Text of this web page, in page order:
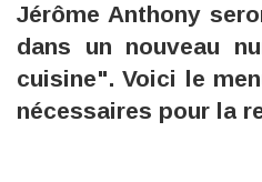
Jérôme Anthony
dans un nouveau
cuisine". Voici le
nécessaires pour la